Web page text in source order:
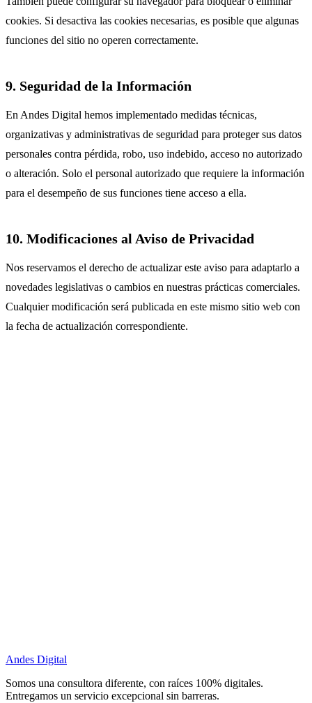
cookies. Si desactiva las cookies necesarias, es posible que algunas
funciones del sitio no operen correctamente.
9. Seguridad de la Información
En Andes Digital hemos implementado medidas técnicas,
organizativas y administrativas de seguridad para proteger sus datos
personales contra pérdida, robo, uso indebido, acceso no autorizado
o alteración. Solo el personal autorizado que requiere la información
para el desempeño de sus funciones tiene acceso a ella.
10. Modificaciones al Aviso de Privacidad
Nos reservamos el derecho de actualizar este aviso para adaptarlo a
novedades legislativas o cambios en nuestras prácticas comerciales.
Cualquier modificación será publicada en este mismo sitio web con
la fecha de actualización correspondiente.
Andes Digital
Somos una consultora diferente, con raíces 100% digitales.
Entregamos un servicio excepcional sin barreras.